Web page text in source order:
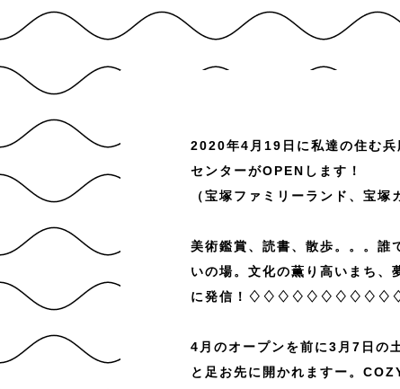
2020年4月19日に私達の住む兵
センターがOPENします！
（宝塚ファミリーランド、宝塚
美術鑑賞、読書、散歩。。。誰
いの場。文化の薫り高いまち、
に発信！
4月のオープンを前に3月7日の
と足お先に開かれますー。